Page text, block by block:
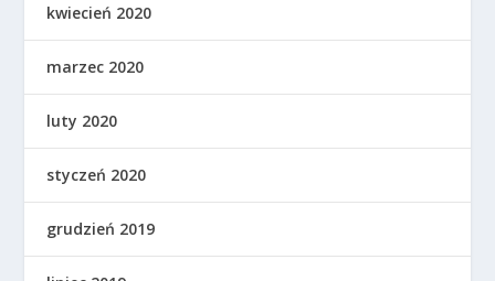
kwiecień 2020
marzec 2020
luty 2020
styczeń 2020
grudzień 2019